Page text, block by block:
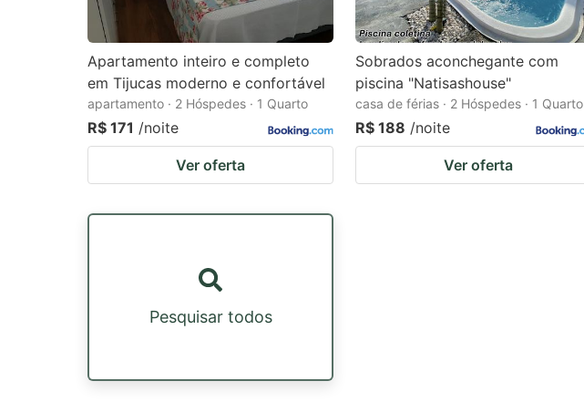
Apartamento inteiro e completo
em Tijucas moderno e confortável
apartamento · 2 Hóspedes · 1 Quarto
R$ 171 /noite
Ver oferta
Sobrados aconchegante com
piscina "Natisashouse"
casa de férias · 2 Hóspedes · 1 Quarto
R$ 188 /noite
Ver oferta
Pesquisar todos